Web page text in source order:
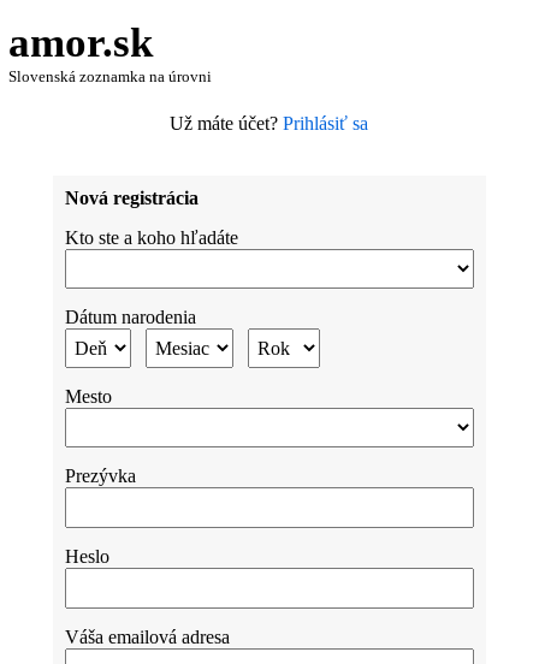
amor.sk
Slovenská zoznamka na úrovni
Už máte účet?Prihlásiť sa
Nová registrácia
Kto ste a koho hľadáte
Dátum narodenia
Mesto
Prezývka
Heslo
Váša emailová adresa